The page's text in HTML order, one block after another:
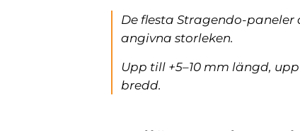
De flesta Stragendo-paneler
angivna storleken.
Upp till +5–10 mm längd,
bredd.